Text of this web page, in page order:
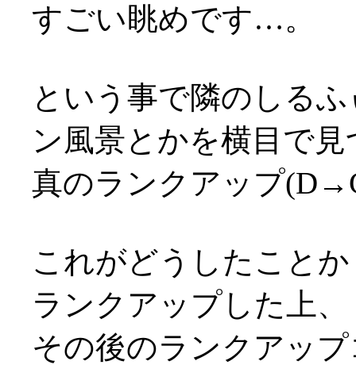
すごい眺めです…。
という事で隣のしる
ン風景とかを横目で見
真のランクアップ
これがどうしたこと
ランクアップした上、
その後のランクアッ